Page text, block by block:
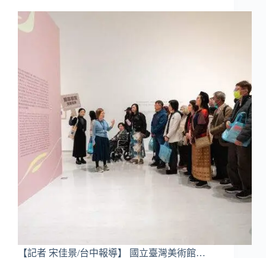
【記者 宋佳景/台中報導】 國立臺灣美術館…